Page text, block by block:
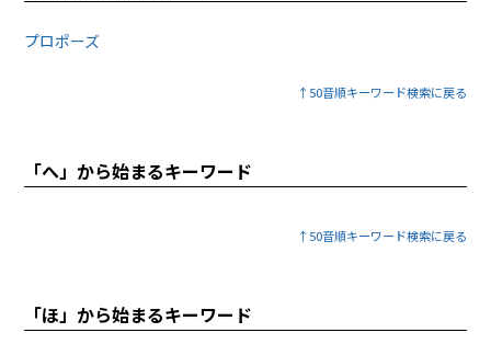
プロポーズ
↑50音順キーワード検索に戻る
「へ」から始まるキーワード
↑50音順キーワード検索に戻る
「ほ」から始まるキーワード